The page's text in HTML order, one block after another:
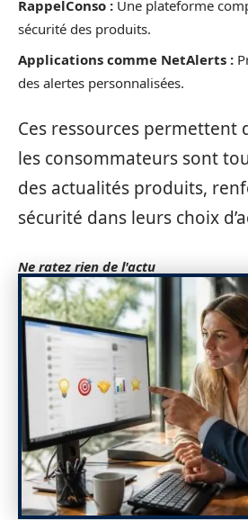
RappelConso : Une plateforme
sécurité des produits.
Applications comme NetAlerts :
des alertes personnalisées.
Ces ressources permettent
les consommateurs sont
des actualités produits,
sécurité dans leurs choix
Ne ratez rien de l'actu